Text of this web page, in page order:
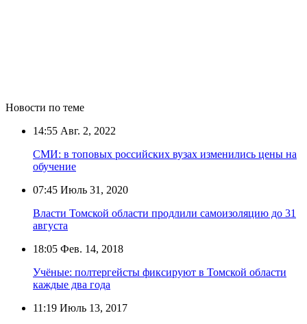
Новости по теме
14:55 Авг. 2, 2022
СМИ: в топовых российских вузах изменились цены на
обучение
07:45 Июль 31, 2020
Власти Томской области продлили самоизоляцию до 31
августа
18:05 Фев. 14, 2018
Учёные: полтергейсты фиксируют в Томской области
каждые два года
11:19 Июль 13, 2017